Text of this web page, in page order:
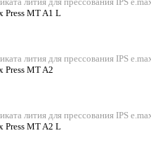
Press MT A1 L
лития для прессования IPS
Press MT A2
лития для прессования IPS
Press MT A2 L